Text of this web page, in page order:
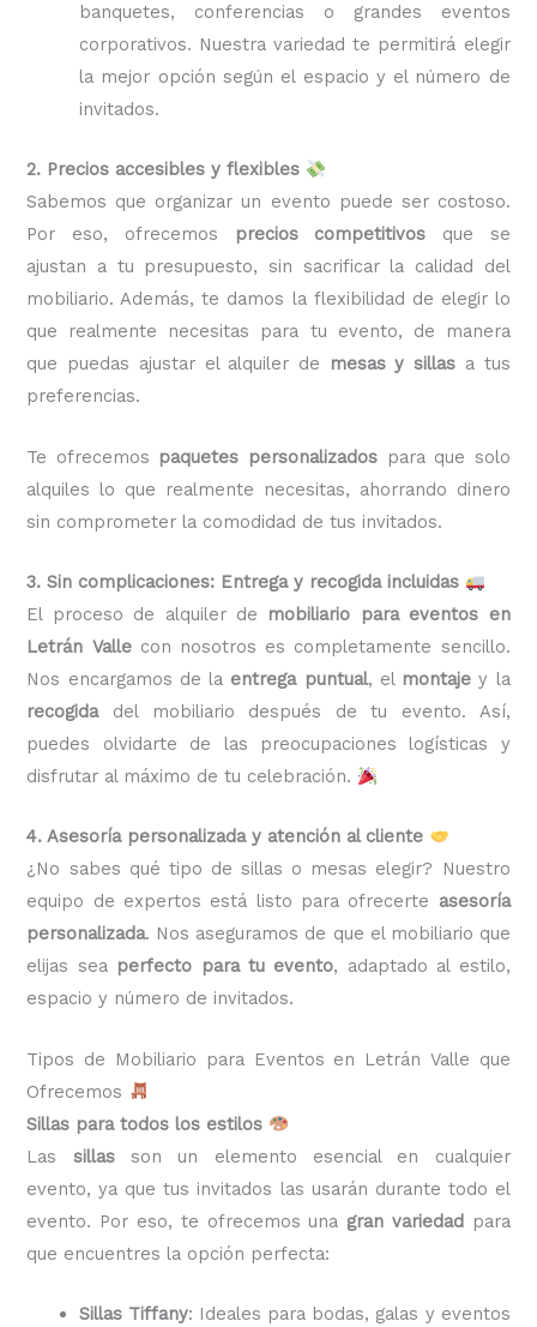
banquetes, conferencias o grandes eventos
corporativos. Nuestra variedad te permitirá elegir
la mejor opción según el espacio y el número de
invitados.
2. Precios accesibles y flexibles
Sabemos que organizar un evento puede ser costoso.
Por eso, ofrecemos
precios competitivos que se
ajustan a tu presupuesto, sin sacrificar la calidad del
mobiliario. Además, te damos la flexibilidad de elegir lo
que realmente necesitas para tu evento, de manera
que puedas ajustar el alquiler de
mesas y sillas a tus
preferencias.
Te ofrecemos paquetes personalizados para que solo
alquiles lo que realmente necesitas, ahorrando dinero
sin comprometer la comodidad de tus invitados.
3. Sin complicaciones: Entrega y recogida incluidas
El proceso de alquiler de mobiliario para eventos en
Letrán Vallecon nosotros es completamente sencillo.
Nos encargamos de la entrega puntual, el montaje y la
recogidadel mobiliario después de tu evento. Así,
puedes olvidarte de las preocupaciones logísticas y
disfrutar al máximo de tu celebración.
4. Asesoría personalizada y atención al cliente
¿No sabes qué tipo de sillas o mesas elegir? Nuestro
equipo de expertos está listo para ofrecerte asesoría
personalizada. Nos aseguramos de que el mobiliario que
elijas sea perfecto para tu evento, adaptado al estilo,
espacio y número de invitados.
Tipos de Mobiliario para Eventos en Letrán Valle que
Ofrecemos
Sillas para todos los estilos
Las sillasson un elemento esencial en cualquier
evento, ya que tus invitados las usarán durante todo el
evento. Por eso, te ofrecemos una gran variedadpara
que encuentres la opción perfecta:
Sillas Tiffany: Ideales para bodas, galas y eventos